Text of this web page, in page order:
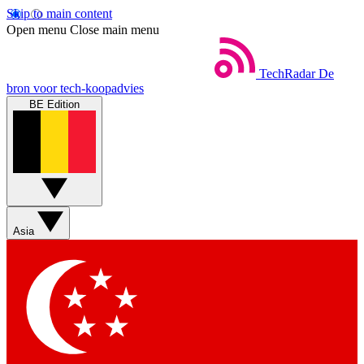
Skip to main content
Open menu Close main menu
TechRadar De
bron voor tech-koopadvies
BE Edition
Asia